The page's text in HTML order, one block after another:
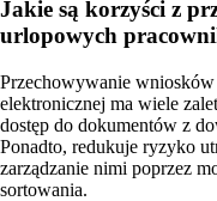
Jakie są korzyści z
urlopowych
Przechowywanie
elektronicznej ma wiele
dostęp do dokumentów z
Ponadto, redukuje ryzyko
zarządzanie nimi poprzez
sortowania.